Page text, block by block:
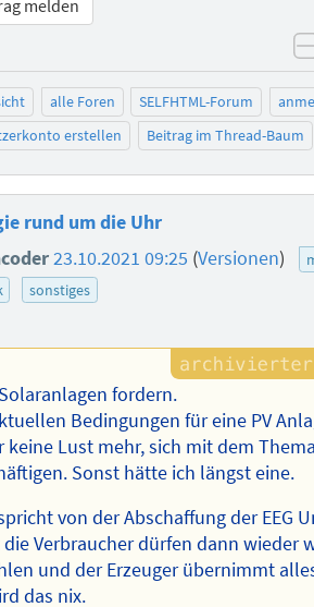
melden
alle Foren SELFHTML-Forum
erstellen
Beitrag im Thread-Baum
rund um die Uhr
23.10.2021 09:25 (Versionen)
sonstiges
fordern.
Bedingungen für eine PV
keine Lust mehr, sich mit dem
Sonst hätte ich längst eine.
von der Abschaffung der EEG
Verbraucher dürfen dann wieder
und der Erzeuger übernimmt
das nix.